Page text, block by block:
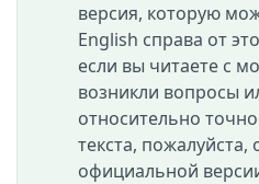
версия, которую
English справа от
если вы читаете с
возникли вопросы
относительно
текста, пожалуйста,
официальной